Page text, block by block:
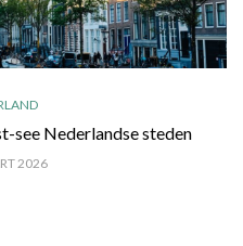
see Nederlandse steden
2026